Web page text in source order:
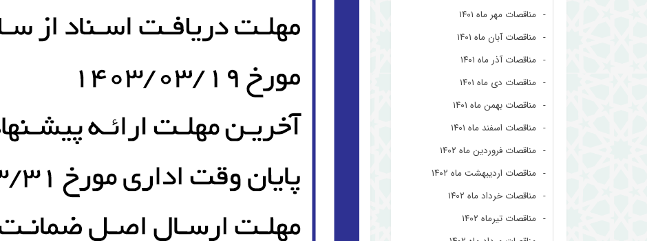
مناقصات مهر ماه ۱۴۰۱
مناقصات آبان ماه ۱۴۰۱
مناقصات آذر ماه ۱۴۰۱
مناقصات دی ماه ۱۴۰۱
مناقصات بهمن ماه ۱۴۰۱
مناقصات اسفند ماه ۱۴۰۱
مناقصات فروردین ماه ۱۴۰۲
مناقصات اردیبهشت ماه ۱۴۰۲
مناقصات خرداد ماه ۱۴۰۲
مناقصات تیرماه ۱۴۰۲